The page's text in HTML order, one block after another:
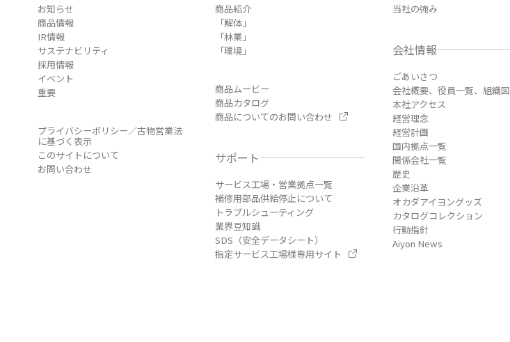
お知らせ
商品情報
IR情報
サステナビリティ
採用情報
イベント
重要
プライバシーポリシー／古物営業法
に基づく表示
このサイトについて
お問い合わせ
商品紹介
「解体」
「林業」
「環境」
商品ムービー
商品カタログ
商品についてのお問い合わせ
サポート
サービス工場・営業拠点一覧
補修用部品供給停止について
トラブルシューティング
業界豆知識
SDS（安全データシート）
指定サービス工場様専用サイト
当社の強み
会社情報
ごあいさつ
会社概要、役員一覧、組織図
本社アクセス
経営理念
経営計画
国内拠点一覧
関係会社一覧
歴史
企業沿革
オカダアイヨングッズ
カタログコレクション
行動指針
Aiyon News